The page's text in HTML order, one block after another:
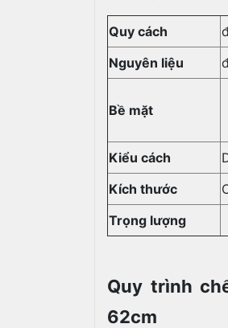
Quy cách
Nguyên liệu
Bề mặt
Kiểu cách
Kích thước
Trọng lượng
Quy trình
62cm